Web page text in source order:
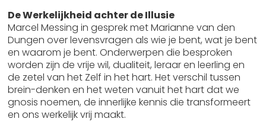
De Werkelijkheid achter de Illusie
Marcel Messing in gesprek met Marianne van den
Dungen over levensvragen als wie je bent, wat je bent
en waarom je bent. Onderwerpen die besproken
worden zijn de vrije wil, dualiteit, leraar en leerling en
de zetel van het Zelf in het hart. Het verschil tussen
brein-denken en het weten vanuit het hart dat we
gnosis noemen, de innerlijke kennis die transformeert
en ons werkelijk vrij maakt.